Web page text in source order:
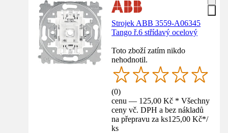
Strojek ABB 3559-A06345
Tango ř.6 střídavý ocelový
Toto zboží zatím nikdo
nehodnotil.
(0)
cenu — 125,00 Kč * Všechny
ceny vč. DPH a bez nákladů
na přepravu za ks125,00 Kč*/
ks